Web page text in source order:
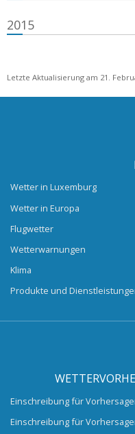
2015
Letzte Aktualisierung am 21.
Wetter in Luxemburg
Wetter in Europa
Flugwetter
Wetterwarnungen
Klima
Produkte und
Einschreibung für
Einschreibung für